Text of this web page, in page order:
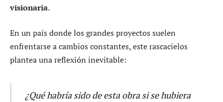
visionaria.
En un país donde los grandes proyectos suelen
enfrentarse a cambios constantes, este rascacielos
plantea una reflexión inevitable:
¿Qué habría sido de esta obra si se hubiera